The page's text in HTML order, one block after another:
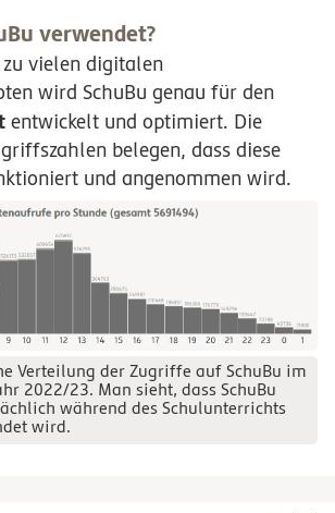
verwendet?
vielen digitalen
wird SchuBu genau für den
entwickelt und optimiert. Die
belegen, dass diese
und angenommen wird.
Verteilung der Zugriffe auf SchuBu im
2022/23. Man sieht, dass SchuBu
während des Schulunterrichts
wird.